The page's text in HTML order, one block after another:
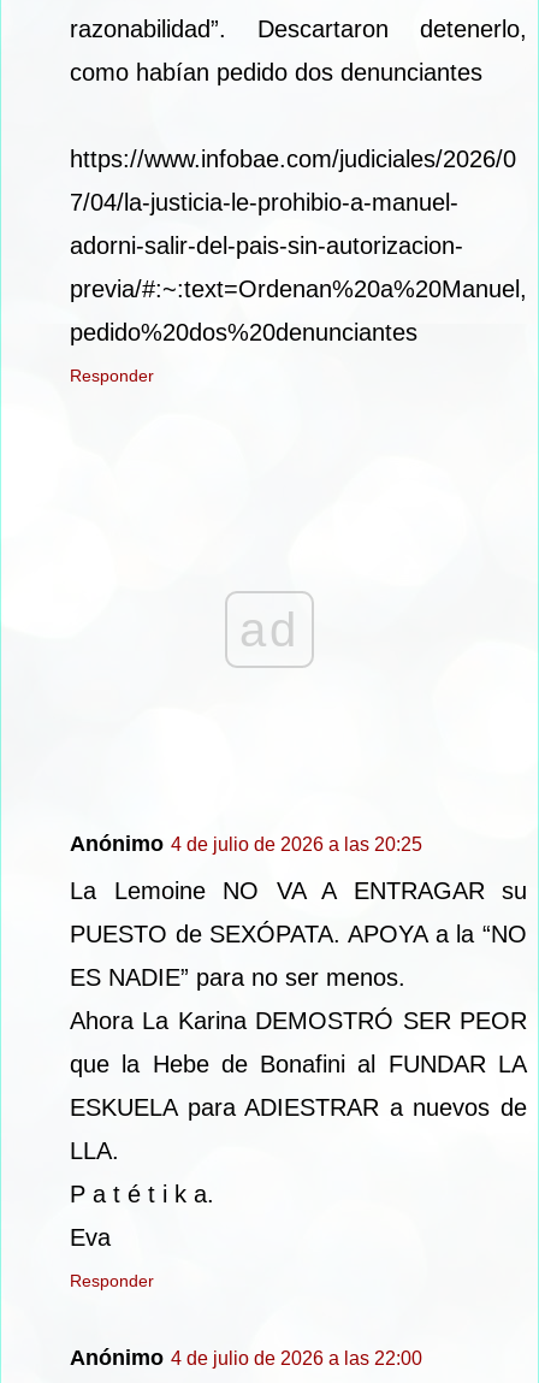
razonabilidad”. Descartaron detenerlo,
como habían pedido dos denunciantes
https://www.infobae.com/judiciales/2026/0
7/04/la-justicia-le-prohibio-a-manuel-
adorni-salir-del-pais-sin-autorizacion-
previa/#:~:text=Ordenan%20a%20Manuel,
pedido%20dos%20denunciantes
Responder
ad
Anónimo 4 de julio de 2026 a las 20:25
La Lemoine NO VA A ENTRAGAR su
PUESTO de SEXÓPATA. APOYA a la “NO
ES NADIE” para no ser menos.
Ahora La Karina DEMOSTRÓ SER PEOR
que la Hebe de Bonafini al FUNDAR LA
ESKUELA para ADIESTRAR a nuevos de
LLA.
P a t é t i k a.
Eva
Responder
Anónimo 4 de julio de 2026 a las 22:00